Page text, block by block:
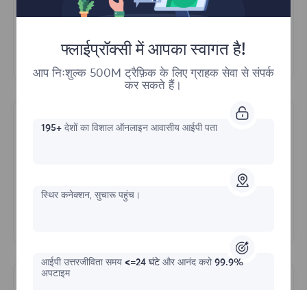
और पढ़ें
फ्लाईप्रॉक्सी में आपका स्वागत है!
आप निःशुल्क 500M ट्रैफ़िक के लिए ग्राहक सेवा से संपर्क
कर सकते हैं।
195+देशों का विशाल ऑनलाइन आवासीय आईपी पता
स्थिर कनेक्शन, सुचारू पहुंच।
आईपी ​​उत्तरजीविता समय <=24 घंटे और आनंद करो 99.9%
अपटाइम